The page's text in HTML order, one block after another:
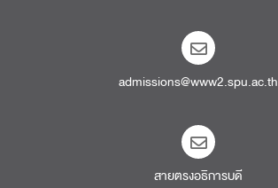
admissions@www2.spu.ac.th
สายตรงอธิการบดี​